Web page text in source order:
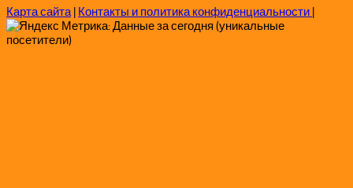
Карта сайта| Контакты и политика конфиденциальности |